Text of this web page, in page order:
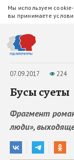
Мы используем
вы принимаете
07.09.2017 224
Бусы суеты
Фрагмент
люди»,